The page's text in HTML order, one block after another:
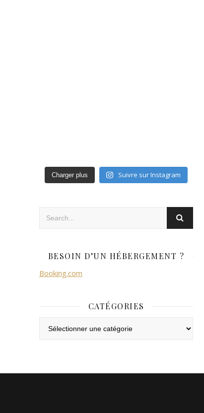
Charger plus Suivre sur Instagram
BESOIN D’UN HÉBERGEMENT ?
Booking.com
CATÉGORIES